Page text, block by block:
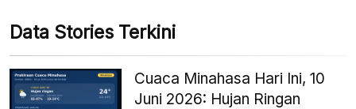
Data Stories Terkini
Cuaca Minahasa Hari Ini, 10
Juni 2026: Hujan Ringan